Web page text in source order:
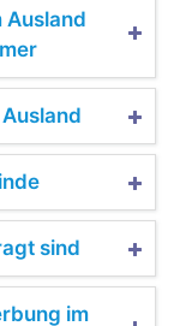
Ausland
sind
im